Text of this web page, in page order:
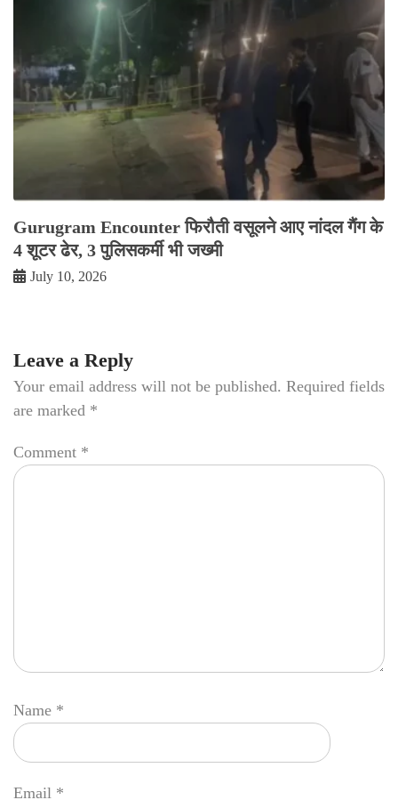
Gurugram Encounter फिरौती वसूलने आए नांदल गैंग के
4 शूटर ढेर, 3 पुलिसकर्मी भी जख्मी
July 10, 2026
Leave a Reply
Your email address will not be published. Required fields
are marked *
Comment *
Name *
Email *